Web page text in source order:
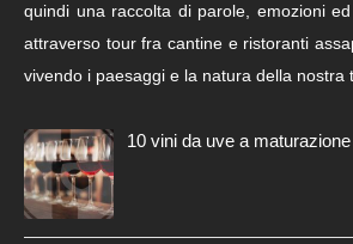
quindi una raccolta di parole, emozioni
attraverso tour fra cantine e ristoranti
vivendo i paesaggi e la natura della nostra
10 vini da uve a